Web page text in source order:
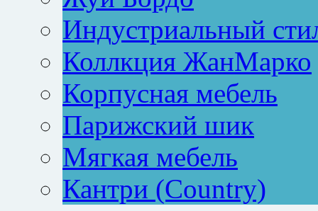
Индустриальный
Коллкция ЖанМарко
Корпусная мебель
Парижский шик
Мягкая мебель
Кантри (Country)